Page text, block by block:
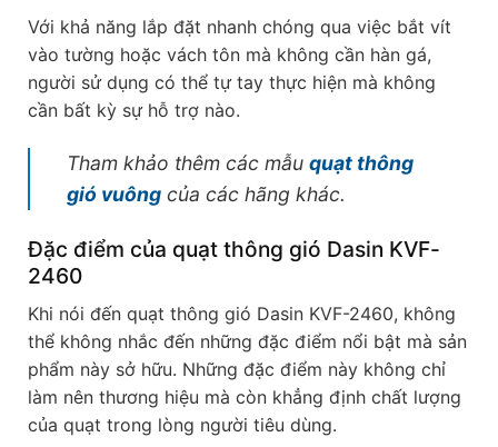
Với khả năng lắp đặt nhanh chóng qua việc bắt vít
vào tường hoặc vách tôn mà không cần hàn gá,
người sử dụng có thể tự tay thực hiện mà không
cần bất kỳ sự hỗ trợ nào.
Tham khảo thêm các mẫu quạt thông
gió vuông của các hãng khác.
Đặc điểm của quạt thông gió Dasin KVF-
2460
Khi nói đến quạt thông gió Dasin KVF-2460, không
thể không nhắc đến những đặc điểm nổi bật mà sản
phẩm này sở hữu. Những đặc điểm này không chỉ
làm nên thương hiệu mà còn khẳng định chất lượng
của quạt trong lòng người tiêu dùng.